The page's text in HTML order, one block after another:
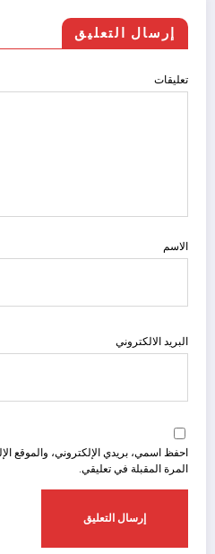
إرسال التعليق
تعليقات
الاسم
البريد الالكتروني
احفظ اسمي، بريدي الإلكتروني، والموقع
المرة المقبلة في تعليقي.